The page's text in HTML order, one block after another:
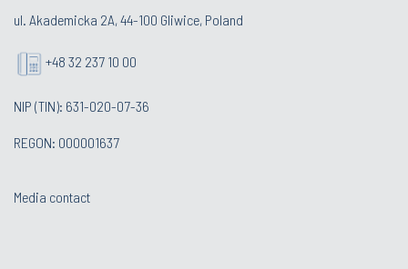
ul. Akademicka 2A, 44-100 Gliwice, Poland
+48 32 237 10 00
NIP (TIN): 631-020-07-36
REGON: 000001637
Media contact